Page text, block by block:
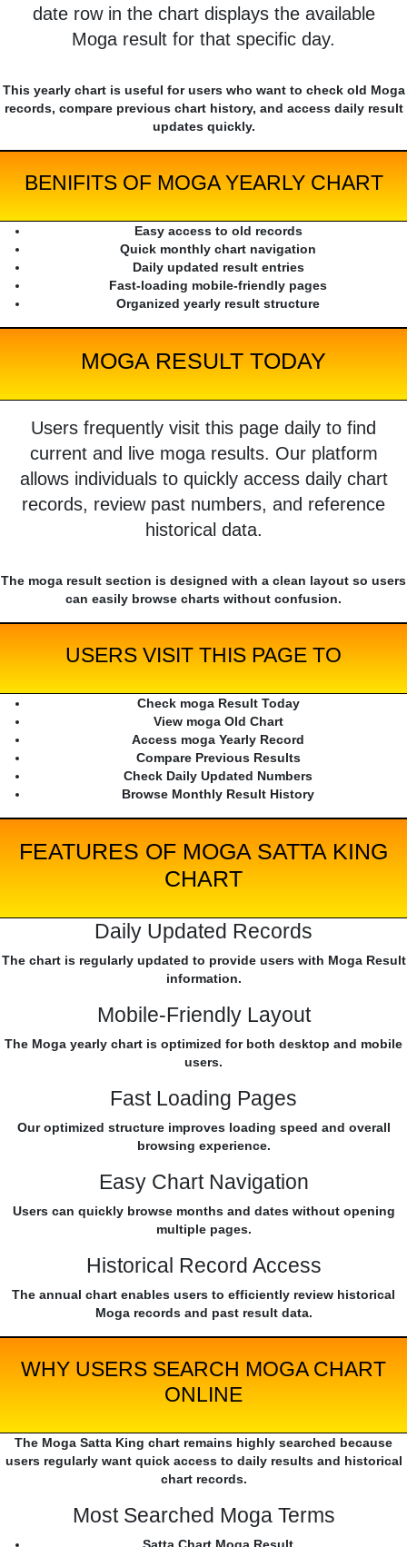
date row in the chart displays the available
Moga result for that specific day.
This yearly chart is useful for users who want to check old Moga
records, compare previous chart history, and access daily result
updates quickly.
BENIFITS OF MOGA YEARLY CHART
Easy access to old records
Quick monthly chart navigation
Daily updated result entries
Fast-loading mobile-friendly pages
Organized yearly result structure
MOGA RESULT TODAY
Users frequently visit this page daily to find
current and live moga results. Our platform
allows individuals to quickly access daily chart
records, review past numbers, and reference
historical data.
The moga result section is designed with a clean layout so users
can easily browse charts without confusion.
USERS VISIT THIS PAGE TO
Check moga Result Today
View moga Old Chart
Access moga Yearly Record
Compare Previous Results
Check Daily Updated Numbers
Browse Monthly Result History
FEATURES OF MOGA SATTA KING
CHART
Daily Updated Records
The chart is regularly updated to provide users with Moga Result
information.
Mobile-Friendly Layout
The Moga yearly chart is optimized for both desktop and mobile
users.
Fast Loading Pages
Our optimized structure improves loading speed and overall
browsing experience.
Easy Chart Navigation
Users can quickly browse months and dates without opening
multiple pages.
Historical Record Access
The annual chart enables users to efficiently review historical
Moga records and past result data.
WHY USERS SEARCH MOGA CHART
ONLINE
The Moga Satta King chart remains highly searched because
users regularly want quick access to daily results and historical
chart records.
Most Searched Moga Terms